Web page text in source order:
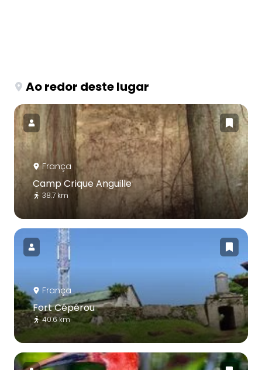
Ao redor deste lugar
França
Camp Crique Anguille
38.7 km
França
Fort Cépérou
40.6 km